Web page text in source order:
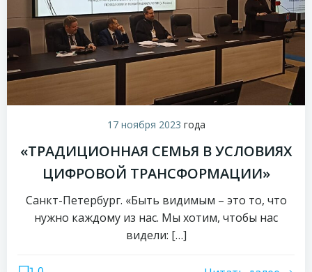
17 ноября 2023 года
«ТРАДИЦИОННАЯ СЕМЬЯ В УСЛОВИЯХ
ЦИФРОВОЙ ТРАНСФОРМАЦИИ»
Санкт-Петербург. «Быть видимым – это то, что
нужно каждому из нас. Мы хотим, чтобы нас
видели: […]